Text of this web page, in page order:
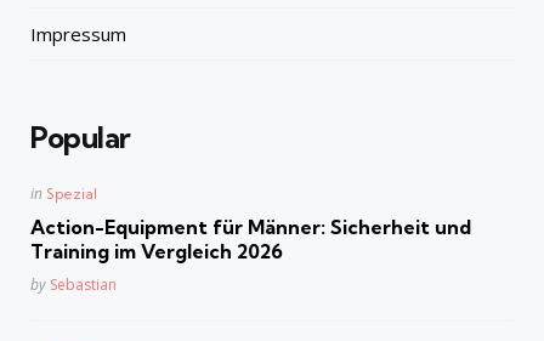
Impressum
Popular
Posted
in Spezial
Action-Equipment für Männer: Sicherheit und
Training im Vergleich 2026
Posted
by Sebastian